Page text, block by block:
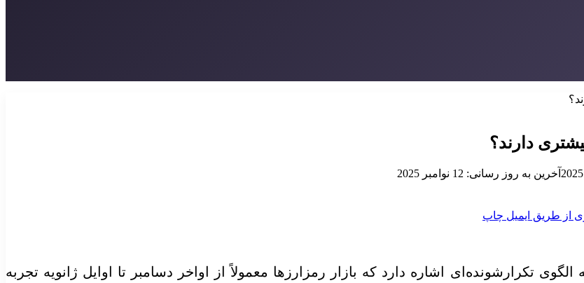
دارند؟
آخرین به روز رسانی: 12 نوامبر 2025
از طریق ایمیل چاپ
تکرارشونده‌ای اشاره دارد که بازار رمزارز‌ها معمولاً از اواخر دسامبر تا اوایل ژانویه تجربه